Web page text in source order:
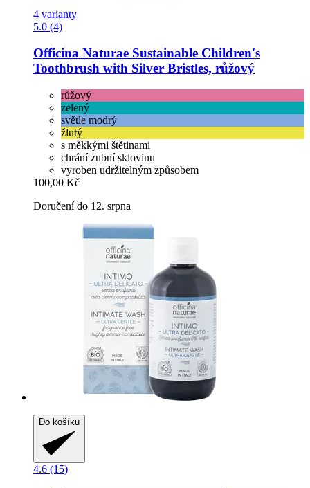
4 varianty
5.0 (4)
Officina Naturae Sustainable Children's
Toothbrush with Silver Bristles, růžový
růžový
zelený
světle modrý
žlutý
s měkkými štětinami
chrání zubní sklovinu
vyroben udržitelným způsobem
100,00 Kč
Doručení do 12. srpna
Do košíku
4.6 (15)